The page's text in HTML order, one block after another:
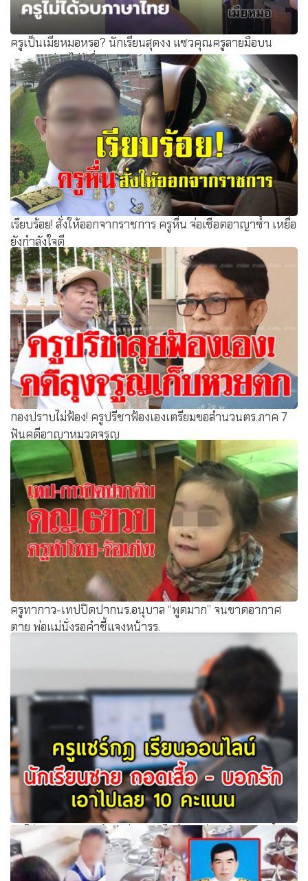
ครูเป็นเมียหมอหรอ? นักเรียนสุดงง แซวคุณครูลายมือบน
กระดานอ่านไม่รู้เรื่อง
เรียบร้อย! สั่งให้ออกจากราชการ ครูหื่น จ่อเชือดอาญาซ้ำ เหยื่อ
ยังกำลังใจดี
กองปราบไม่ฟ้อง! ครูปรีชาฟ้องเองเตรียมขอสำนวนตร.ภาค 7
ฟันคดีอาญาหมวดจรูญ
ครูทากาว-เทปปิดปากนร.อนุบาล “พูดมาก” จนขาดอากาศ
ตาย พ่อแม่นั่งรอคำชี้แจงหน้ารร.
มันใช่เหรอ ? ครูแชร์กฎ เรียนออนไลน์ นักเรียนชาย ถอดเสื้อ -
บอกรัก เอาไปเลย 10 คะแนน